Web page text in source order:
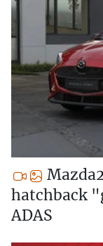
hatchback
ADAS